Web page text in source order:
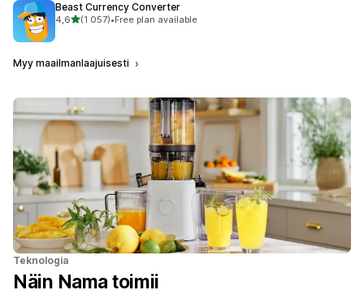
Beast Currency Converter
4,6/ 5 tähteä
(1 057)
1057 arvostelua yhteensä
•Free plan available
Myy maailmanlaajuisesti
Teknologia
Näin Nama toimii